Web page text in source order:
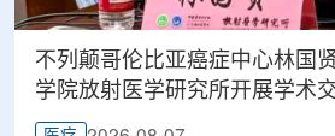
不列颠哥伦比亚癌症中心林国
学院放射医学研究所开展学术